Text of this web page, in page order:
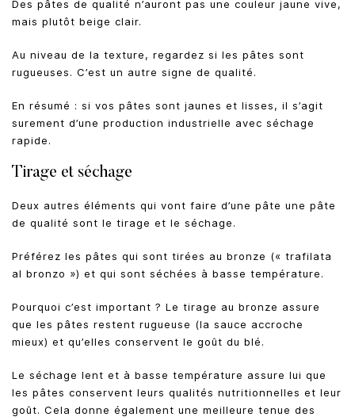
Des pâtes de qualité n’auront pas une couleur jaune vive,
mais plutôt beige clair.
Au niveau de la texture, regardez si les pâtes sont
rugueuses. C’est un autre signe de qualité.
En résumé : si vos pâtes sont jaunes et lisses, il s’agit
surement d’une production industrielle avec séchage
rapide.
Tirage et séchage
Deux autres éléments qui vont faire d’une pâte une pâte
de qualité sont le tirage et le séchage.
Préférez les pâtes qui sont tirées au bronze (« trafilata
al bronzo ») et qui sont séchées à basse température.
Pourquoi c’est important ? Le tirage au bronze assure
que les pâtes restent rugueuse (la sauce accroche
mieux) et qu’elles conservent le goût du blé.
Le séchage lent et à basse température assure lui que
les pâtes conservent leurs qualités nutritionnelles et leur
goût. Cela donne également une meilleure tenue des